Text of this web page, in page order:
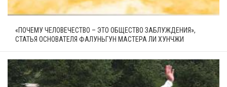
«ПОЧЕМУ ЧЕЛОВЕЧЕСТВО – ЭТО ОБЩЕСТВО ЗАБЛУЖДЕНИЯ»,
СТАТЬЯ ОСНОВАТЕЛЯ ФАЛУНЬГУН МАСТЕРА ЛИ ХУНЧЖИ